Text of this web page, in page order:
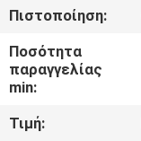
ΕΜΕΊΣ
ΓΎΡΟΣ
Πιστοποίηση:
Ποσότητα
παραγγελίας
min:
Τιμή: